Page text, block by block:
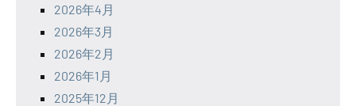
2026年4月
2026年3月
2026年2月
2026年1月
2025年12月